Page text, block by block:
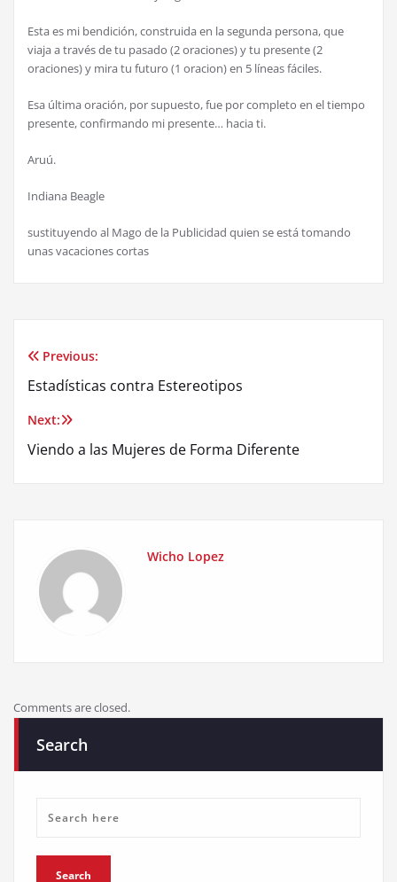
Esta es mi bendición, construida en la segunda persona, que
viaja a través de tu pasado (2 oraciones) y tu presente (2
oraciones) y mira tu futuro (1 oracion) en 5 líneas fáciles.
Esa última oración, por supuesto, fue por completo en el tiempo
presente, confirmando mi presente… hacia ti.
Aruú.
Indiana Beagle
sustituyendo al Mago de la Publicidad quien se está tomando
unas vacaciones cortas
Post
navigation
Previous:
Estadísticas contra Estereotipos
Next:
Viendo a las Mujeres de Forma Diferente
Wicho Lopez
Comments are closed.
Search